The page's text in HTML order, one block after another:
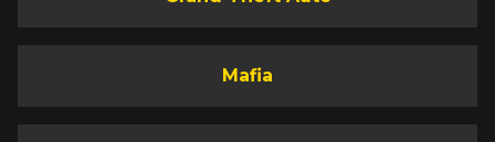
Mafia